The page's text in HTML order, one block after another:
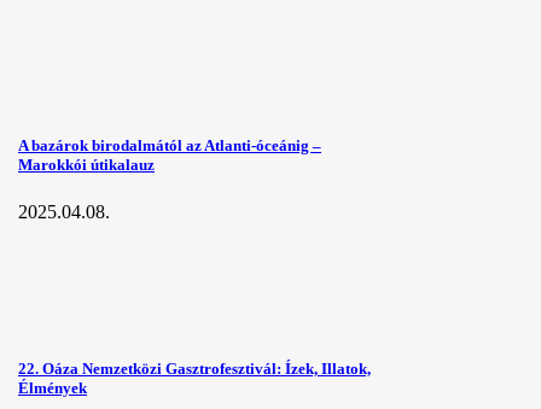
A bazárok birodalmától az Atlanti-óceánig –
Marokkói útikalauz
2025.04.08.
22. Oáza Nemzetközi Gasztrofesztivál: Ízek, Illatok,
Élmények